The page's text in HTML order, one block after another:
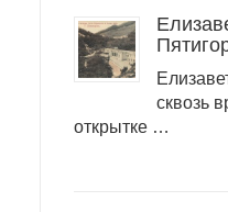
сквозь
открытке …